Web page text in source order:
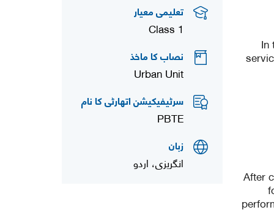
After
تعلیمی معیار
Class 1
نصاب کا ماخذ
Urban Unit
سرٹیفیکیشن اتھارٹی کا نام
PBTE
زبان
انگریزی، اردو